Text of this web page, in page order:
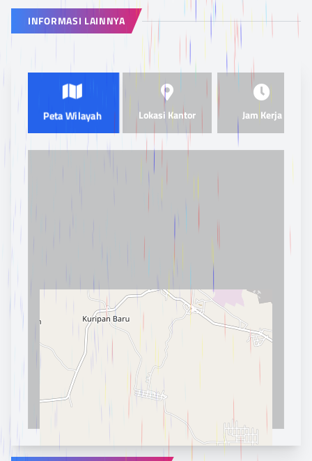
INFORMASI LAINNYA
Peta Wilayah Lokasi Kantor Jam Kerja